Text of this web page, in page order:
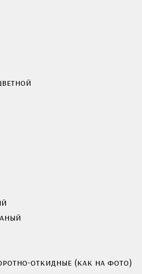
откидные (как на фото)